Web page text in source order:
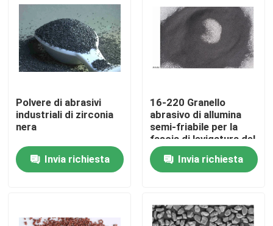
Casa.
Prodotti
Video
Polvere di abrasivi
industriali di zirconia
nera
Invia richiesta
16-220 Granello
abrasivo di allumina
semi-friabile per la
fascia di levigatura del
legno
Invia richiesta